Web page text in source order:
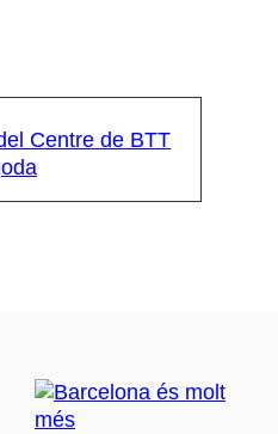
Centre de BTT